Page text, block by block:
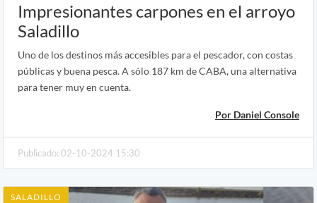
Impresionantes carpones en el arroyo
Saladillo
Uno de los destinos más accesibles para el pescador, con costas
públicas y buena pesca. A sólo 187 km de CABA, una alternativa
para tener muy en cuenta.
Por Daniel Console
Publicado: 02-10-2024 15:30
SALADILLO